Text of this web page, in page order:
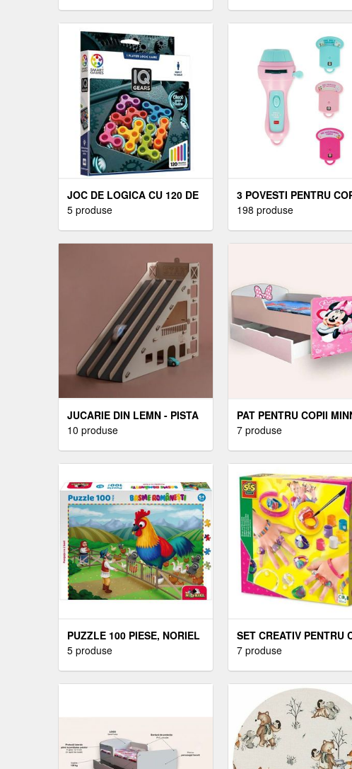
JOC DE LOGICA CU 120 DE
PROVOCARI, SMART
5 produse
3 POVESTI PENTRU
DE 3 ANI - ***
198 produse
JUCARIE DIN LEMN - PISTA
DE CURSE DE MASINI
10 produse
PAT PENTRU COPII
MOUSE CU SERTAR, 2-8
7 produse
PUZZLE 100 PIESE, NORIEL
BASME ROMANESTI,
5 produse
SET CREATIV PENTRU
- INELE SI BRATARI DE
7 produse